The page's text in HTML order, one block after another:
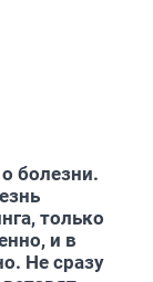
болезни.
только
и в
Не сразу